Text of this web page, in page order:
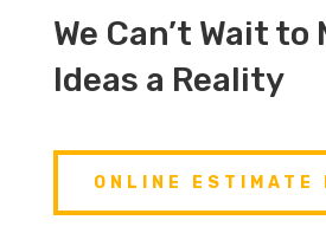
We Can’t Wait to
Ideas a Reality
ONLINE ESTIMATE